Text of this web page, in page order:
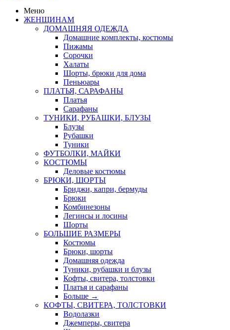
Меню
ЖЕНЩИНАМ
ДОМАШНЯЯ ОДЕЖДА
Домашние комплекты, костюмы
Пижамы
Сорочки
Халаты
Шорты, брюки для дома
Пеньюары
ПЛАТЬЯ, САРАФАНЫ
Платья
Сарафаны
ТУНИКИ, РУБАШКИ, БЛУЗЫ
Блузы
Рубашки
Туники
ФУТБОЛКИ, МАЙКИ
КОСТЮМЫ
Деловые костюмы
БРЮКИ, ШОРТЫ
Бриджи, капри, бермуды
Брюки
Комбинезоны
Легинсы и лосины
Шорты
БОЛЬШИЕ РАЗМЕРЫ
Костюмы
Брюки, шорты
Домашняя одежда
Туники, рубашки и блузы
Кофты, свитера, толстовки
Платья и сарафаны
Больше →
КОФТЫ, СВИТЕРА, ТОЛСТОВКИ
Водолазки
Джемперы, свитера